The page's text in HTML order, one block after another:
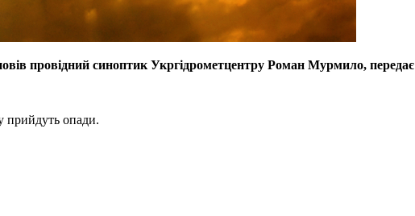
провідний синоптик Укргідрометцентру Роман Мурмило, передає
прийдуть опади.